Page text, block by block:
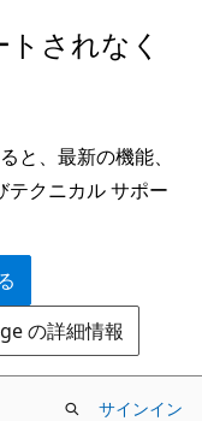
されなく
、最新の機能、
テクニカル サポー
の詳細情報
サインイン